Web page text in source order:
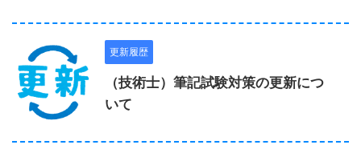
更新履歴
（技術士）筆記試験対策の更新につ
いて